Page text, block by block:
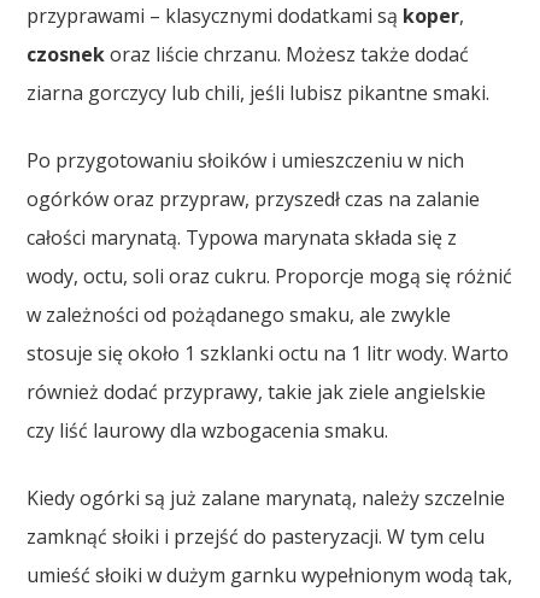
przyprawami – klasycznymi dodatkami są koper,
czosnekoraz liście chrzanu. Możesz także dodać
ziarna gorczycy lub chili, jeśli lubisz pikantne smaki.
Po przygotowaniu słoików i umieszczeniu w nich
ogórków oraz przypraw, przyszedł czas na zalanie
całości marynatą. Typowa marynata składa się z
wody, octu, soli oraz cukru. Proporcje mogą się różnić
w zależności od pożądanego smaku, ale zwykle
stosuje się około 1 szklanki octu na 1 litr wody. Warto
również dodać przyprawy, takie jak ziele angielskie
czy liść laurowy dla wzbogacenia smaku.
Kiedy ogórki są już zalane marynatą, należy szczelnie
zamknąć słoiki i przejść do pasteryzacji. W tym celu
umieść słoiki w dużym garnku wypełnionym wodą tak,